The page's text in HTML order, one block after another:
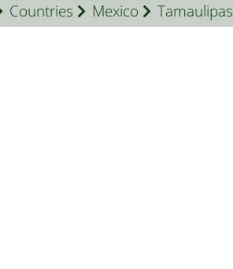
Countries Mexico Tamaulipas